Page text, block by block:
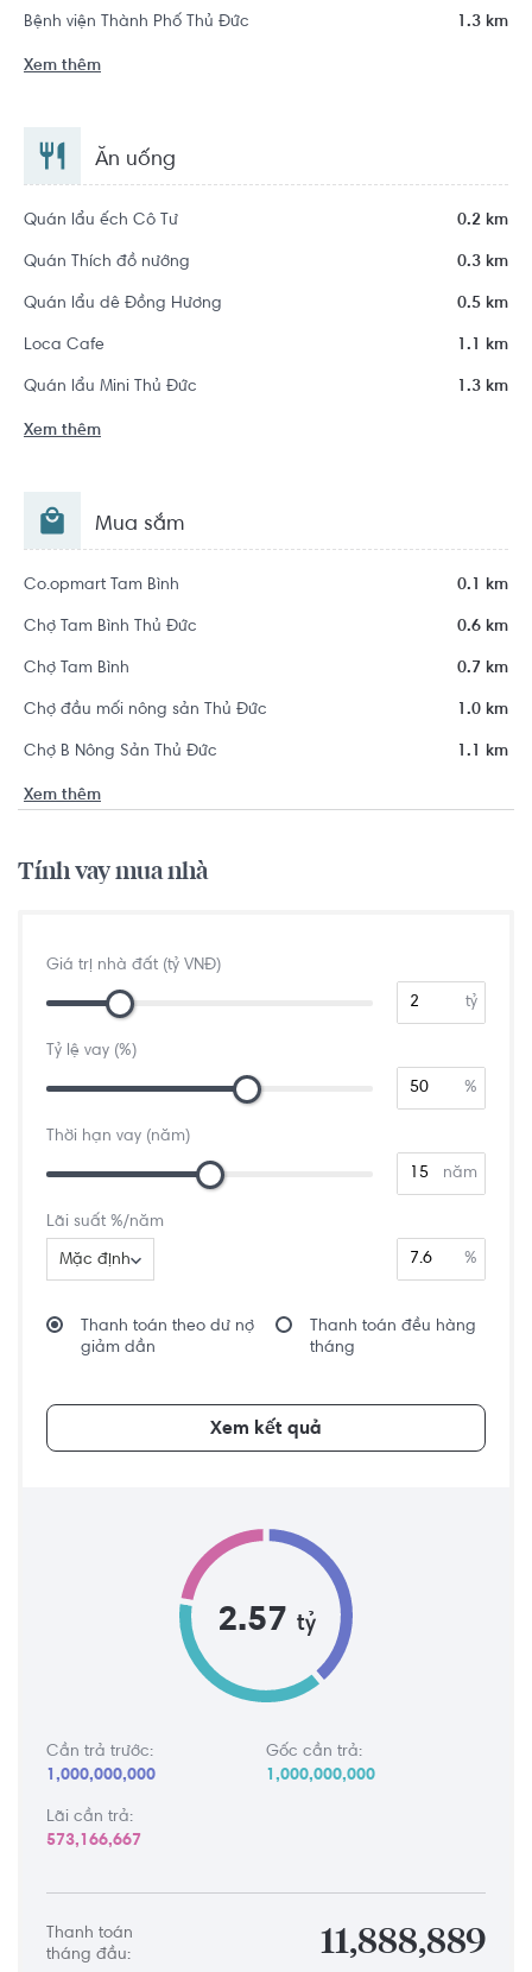
Bệnh viện Thành Phố Thủ Đức 1.3 km
Xem thêm
Ăn uống
Quán lẩu ếch Cô Tư 0.2 km
Quán Thích đồ nướng 0.3 km
Quán lẩu dê Đồng Hương 0.5 km
Loca Cafe 1.1 km
Quán lẩu Mini Thủ Đức 1.3 km
Xem thêm
Mua sắm
Co.opmart Tam Bình 0.1 km
Chợ Tam Bình Thủ Đức 0.6 km
Chợ Tam Bình 0.7 km
Chợ đầu mối nông sản Thủ Đức 1.0 km
Chợ B Nông Sản Thủ Đức 1.1 km
Xem thêm
Tính vay mua nhà
Giá trị nhà đất (tỷ VNĐ)
tỷ
Tỷ lệ vay (%)
%
Thời hạn vay (năm)
năm
Lãi suất %/năm
Mặc định %
Thanh toán theo dư nợ
giảm dần
Thanh toán đều hàng
tháng
Xem kết quả
2.57 tỷ
Cần trả trước:
1,000,000,000
Gốc cần trả:
1,000,000,000
Lãi cần trả:
573,166,667
Thanh toán
tháng đầu:
11,888,889